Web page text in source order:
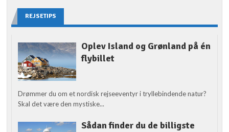
REJSETIPS
Oplev Island og Grønland på én
flybillet
Drømmer du om et nordisk rejseeventyr i tryllebindende natur?
Skal det være den mystiske...
Sådan finder du de billigste